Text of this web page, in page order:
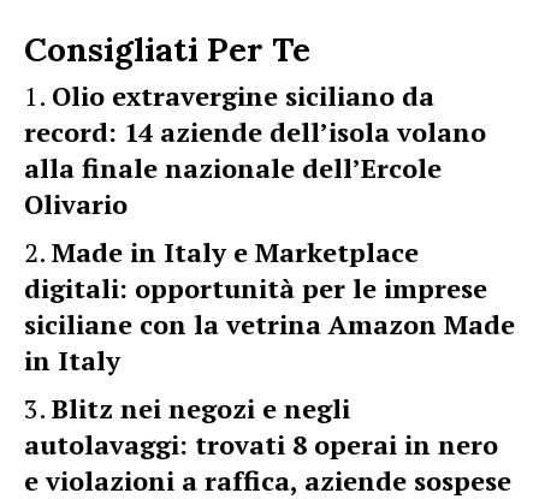
Consigliati Per Te
Olio extravergine siciliano da
record: 14 aziende dell’isola volano
alla finale nazionale dell’Ercole
Olivario
Made in Italy e Marketplace
digitali: opportunità per le imprese
siciliane con la vetrina Amazon Made
in Italy
Blitz nei negozi e negli
autolavaggi: trovati 8 operai in nero
e violazioni a raffica, aziende sospese